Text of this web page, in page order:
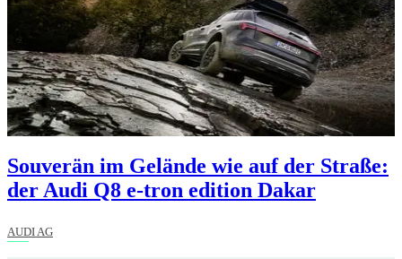
Souverän im Gelände wie auf der Straße:
der Audi Q8 e-tron edition Dakar
AUDI AG